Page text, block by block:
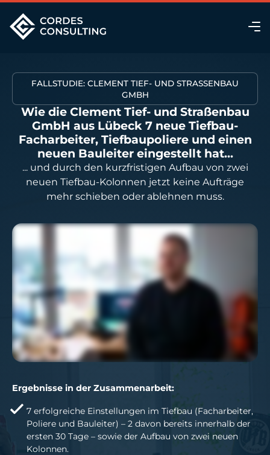
FALLSTUDIE: CLEMENT TIEF- UND STRASSENBAU G
MBH
Wie die Clement Tief- und Straßenbau
GmbH aus Lübeck 7 neue Tiefbau-
Facharbeiter, Tiefbaupoliere und einen
neuen Bauleiter eingestellt hat...
... und durch den kurzfristigen Aufbau von zwei
neuen Tiefbau-Kolonnen jetzt keine Aufträge
mehr schieben oder ablehnen muss.
Ergebnisse in der Zusammenarbeit:
7 erfolgreiche Einstellungen im Tiefbau (Facharbeiter,
Poliere und Bauleiter) – 2 davon bereits innerhalb der
ersten 30 Tage – sowie der Aufbau von zwei neuen
Kolonnen.